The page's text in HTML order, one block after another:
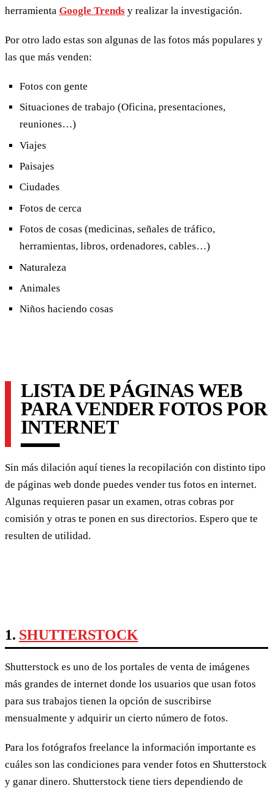
herramienta Google Trends y realizar la investigación.
Por otro lado estas son algunas de las fotos más populares y
las que más venden:
Fotos con gente
Situaciones de trabajo (Oficina, presentaciones,
reuniones…)
Viajes
Paisajes
Ciudades
Fotos de cerca
Fotos de cosas (medicinas, señales de tráfico,
herramientas, libros, ordenadores, cables…)
Naturaleza
Animales
Niños haciendo cosas
LISTA DE PÁGINAS WEB
PARA VENDER FOTOS POR
INTERNET
Sin más dilación aquí tienes la recopilación con distinto tipo
de páginas web donde puedes vender tus fotos en internet.
Algunas requieren pasar un examen, otras cobras por
comisión y otras te ponen en sus directorios. Espero que te
resulten de utilidad.
1. SHUTTERSTOCK
Shutterstock es uno de los portales de venta de imágenes
más grandes de internet donde los usuarios que usan fotos
para sus trabajos tienen la opción de suscribirse
mensualmente y adquirir un cierto número de fotos.
Para los fotógrafos freelance la información importante es
cuáles son las condiciones para vender fotos en Shutterstock
y ganar dinero. Shutterstock tiene tiers dependiendo de